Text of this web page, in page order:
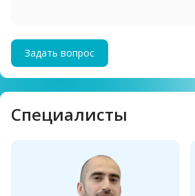
Задать вопрос
Cпециалисты